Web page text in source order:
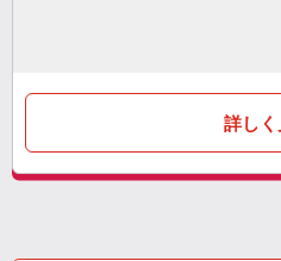
詳しく